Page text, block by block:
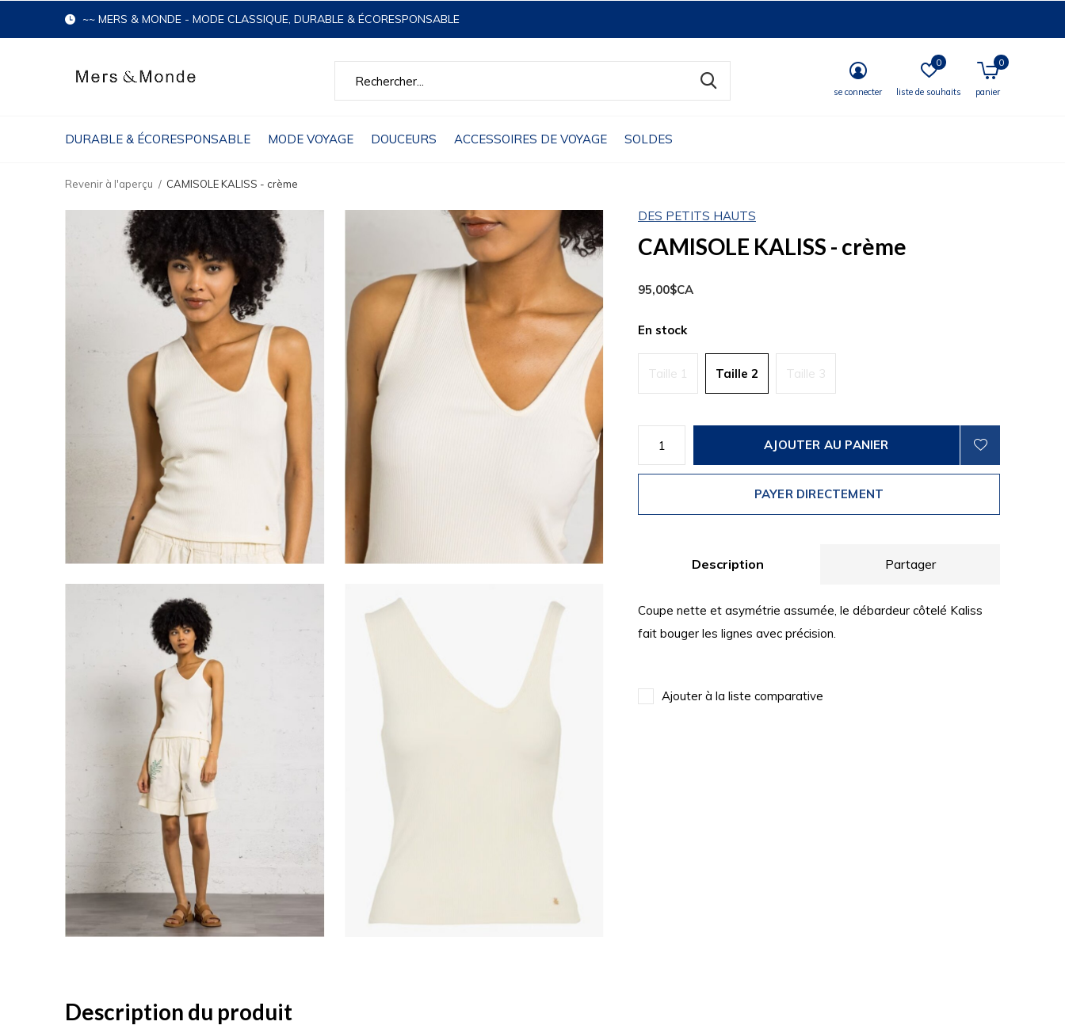
DURABLE & ÉCORESPONSABLE MODE VOYAGE DOUCEURS ACCESSOIRES DE VOYAGE SOLDES
se connecter liste de souhaits
0
panier
0
~~ MERS & MONDE - MODE CLASSIQUE, DURABLE & ÉCORESPONSABLE
Revenir à l'aperçu CAMISOLE KALISS - crème
DES PETITS HAUTS
CAMISOLE KALISS - crème
95,00$CA
En stock
Taille 1 Taille 2 Taille 3
AJOUTER AU PANIER
PAYER DIRECTEMENT
Description Partager
Coupe nette et asymétrie assumée, le débardeur côtelé Kaliss
fait bouger les lignes avec précision.
Ajouter à la liste comparative
Description du produit